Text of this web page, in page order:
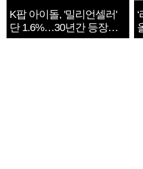
K팝 아이돌, '밀리언셀러'
단 1.6%…30년간 등장
1182개팀 전수조사